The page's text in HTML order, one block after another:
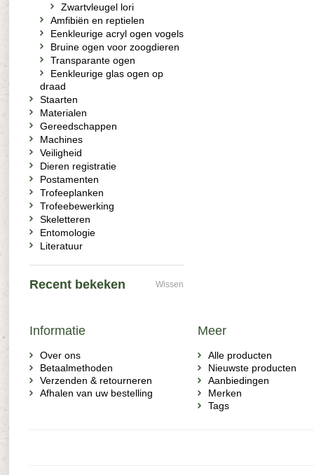
Zwartvleugel lori
Amfibiën en reptielen
Eenkleurige acryl ogen vogels
Bruine ogen voor zoogdieren
Transparante ogen
Eenkleurige glas ogen op
draad
Staarten
Materialen
Gereedschappen
Machines
Veiligheid
Dieren registratie
Postamenten
Trofeeplanken
Trofeebewerking
Skeletteren
Entomologie
Literatuur
Recent bekeken Wissen
Informatie
Over ons
Betaalmethoden
Verzenden & retourneren
Afhalen van uw bestelling
Meer
Alle producten
Nieuwste producten
Aanbiedingen
Merken
Tags